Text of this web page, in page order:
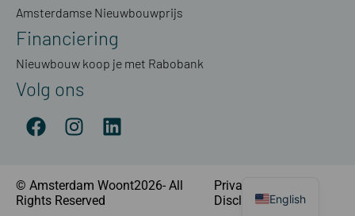
Amsterdamse Nieuwbouwprijs
Financiering
Nieuwbouw koop je met Rabobank
Volg ons
© Amsterdam Woont2026- All
Rights Reserved
Privacyverklaring
DisclaimerEnglish